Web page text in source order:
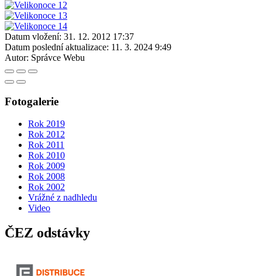
Datum vložení: 31. 12. 2012 17:37
Datum poslední aktualizace: 11. 3. 2024 9:49
Autor: Správce Webu
Fotogalerie
Rok 2019
Rok 2012
Rok 2011
Rok 2010
Rok 2009
Rok 2008
Rok 2002
Vrážné z nadhledu
Video
ČEZ odstávky